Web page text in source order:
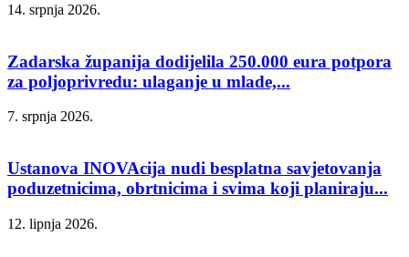
14. srpnja 2026.
Zadarska županija dodijelila 250.000 eura potpora
za poljoprivredu: ulaganje u mlade,...
7. srpnja 2026.
Ustanova INOVAcija nudi besplatna savjetovanja
poduzetnicima, obrtnicima i svima koji planiraju...
12. lipnja 2026.